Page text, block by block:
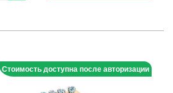
Стоимость доступна после авторизации